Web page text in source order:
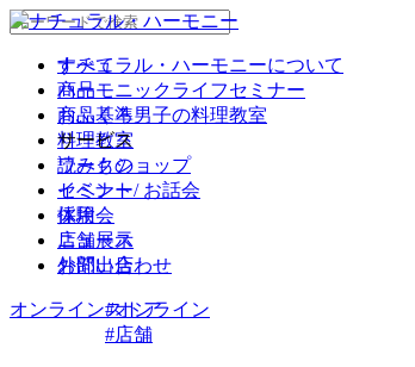
ナチュラル・ハーモニーについて
商品
商品基準
サービス
読みもの
イベント
採用
ニュース
お問い合わせ
オンラインストア
すべて
ハーモニックライフセミナー
おふくろ男子の料理教室
料理教室
ワークショップ
セミナー/ お話会
体験会
店舗展示
外部出店
#オンライン
#店舗